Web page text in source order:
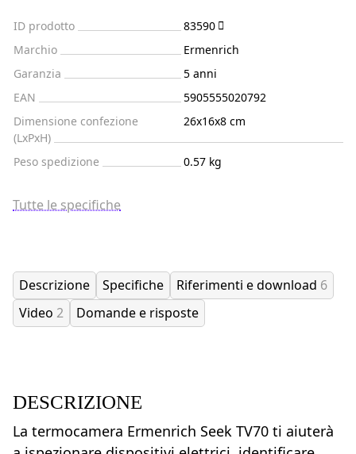
ID prodotto
83590
Marchio
Ermenrich
Garanzia
5 anni
EAN
5905555020792
Dimensione confezione
(LxPxH)
26x16x8 cm
Peso spedizione 0.57 kg
Tutte le specifiche
Descrizione Specifiche Riferimenti e download 6
Video 2 Domande e risposte
DESCRIZIONE
La termocamera Ermenrich Seek TV70 ti aiuterà